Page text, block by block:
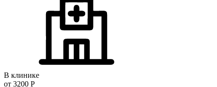
В клинике
от 3200 Р